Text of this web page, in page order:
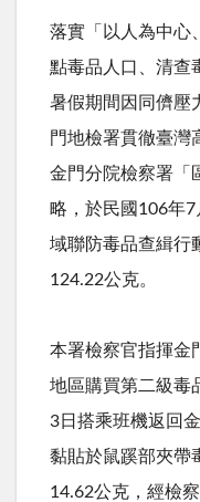
落實「以人為中心
點毒品人口、清查
暑假期間因同儕壓
門地檢署貫徹臺灣
金門分院檢察署「
略，於民國106年
域聯防毒品查緝行
124.22公克。
本署檢察官指揮金
地區購買第二級毒
3日搭乘班機返回
黏貼於鼠蹊部夾帶
14.62公克，經檢